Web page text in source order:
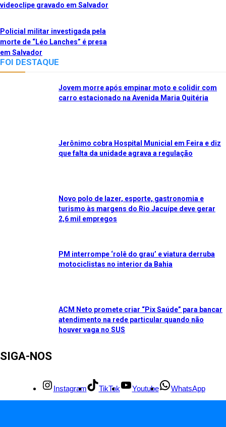
videoclipe gravado em Salvador
Policial militar investigada pela
morte de “Léo Lanches” é presa
em Salvador
FOI DESTAQUE
Jovem morre após empinar moto e colidir com
carro estacionado na Avenida Maria Quitéria
Jerônimo cobra Hospital Municial em Feira e diz
que falta da unidade agrava a regulação
Novo polo de lazer, esporte, gastronomia e
turismo às margens do Rio Jacuípe deve gerar
2,6 mil empregos
PM interrompe ‘rolê do grau’ e viatura derruba
motociclistas no interior da Bahia
ACM Neto promete criar “Pix Saúde” para bancar
atendimento na rede particular quando não
houver vaga no SUS
SIGA-NOS
Instagram TikTok Youtube WhatsApp